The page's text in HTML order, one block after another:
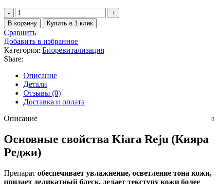
Количество
товара
KIARA
REJU
(КИАРА
РЕДЖУ)
3
шприца.
В корзину Купить в 1 клик
Сравнить
Добавить в избранное
Категория: Биоревитализация
Share:
Описание
Детали
Отзывы (0)
Доставка и оплата
Описание
Основные свойства Kiara Reju (Кияра
Реджи)
Препарат обеспечивает увлажнение, осветление тона кожи,
придает деликатный блеск, делает текстуру кожи более